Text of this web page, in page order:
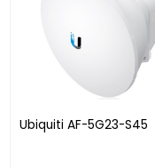
Ubiquiti AF-5G23-S45